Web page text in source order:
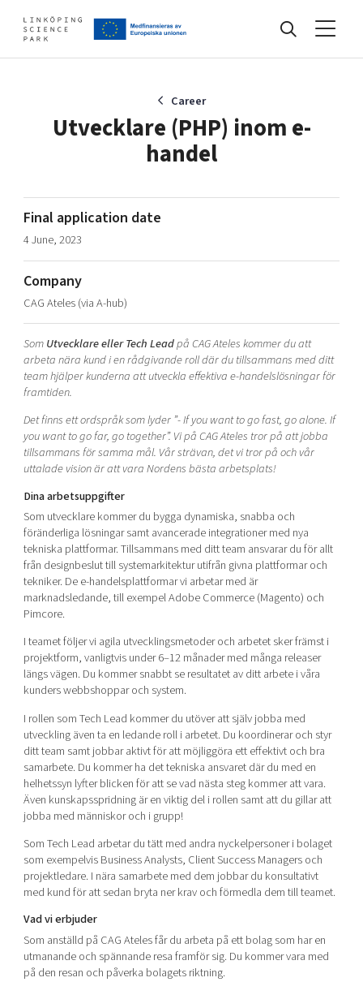
Find your network
Artificial intelligence
Cybersecurity
Internet of Things
Manufacturing industries
Global talent
Visual technologies
Shaping cities and regions
Bright East
East Sweden Tech Women
Reversed mentorship
Current offers and activities
Develop your company
Upgrade your skills & master new ones
Tech startups
Upscaling
Startup & industry collaboration
Offers to boost your business
Funding opportunities
About
Our story, mission & vision
Our community of companies
Projects
Publications
Project toolbox
Our clusters
Reach out to us
Locations
40 years anniversary
Today's lunch in Mjärdevi
Career
Utvecklare (PHP) inom e-
handel
Final application date
4 June, 2023
Company
CAG Ateles (via A-hub)
SomUtvecklare eller Tech Leadpå CAG Ateles kommer du att
arbeta nära kund i en rådgivande roll där du tillsammans med ditt
team hjälper kunderna att utveckla effektiva e-handelslösningar för
framtiden.
Det finns ett ordspråk som lyder ”- If you want to go fast, go alone. If
you want to go far, go together”. Vi på CAG Ateles tror på att jobba
tillsammans för samma mål. Vår strävan, det vi tror på och vår
uttalade vision är att vara Nordens bästa arbetsplats!
Dina arbetsuppgifter
Som utvecklare kommer du bygga dynamiska, snabba och
föränderliga lösningar samt avancerade integrationer med nya
tekniska plattformar. Tillsammans med ditt team ansvarar du för allt
från designbeslut till systemarkitektur utifrån givna plattformar och
tekniker. De e-handelsplattformar vi arbetar med är
marknadsledande, till exempel Adobe Commerce (Magento) och
Pimcore.
I teamet följer vi agila utvecklingsmetoder och arbetet sker främst i
projektform, vanligtvis under 6–12 månader med många releaser
längs vägen. Du kommer snabbt se resultatet av ditt arbete i våra
kunders webbshoppar och system.
I rollen som Tech Lead kommer du utöver att själv jobba med
utveckling även ta en ledande roll i arbetet. Du koordinerar och styr
ditt team samt jobbar aktivt för att möjliggöra ett effektivt och bra
samarbete. Du kommer ha det tekniska ansvaret där du med en
helhetssyn lyfter blicken för att se vad nästa steg kommer att vara.
Även kunskapsspridning är en viktig del i rollen samt att du gillar att
jobba med människor och i grupp!
Som Tech Lead arbetar du tätt med andra nyckelpersoner i bolaget
som exempelvis Business Analysts, Client Success Managers och
projektledare. I nära samarbete med dem jobbar du konsultativt
med kund för att sedan bryta ner krav och förmedla dem till teamet.
Vad vi erbjuder
Som anställd på CAG Ateles får du arbeta på ett bolag som har en
utmanande och spännande resa framför sig. Du kommer vara med
på den resan och påverka bolagets riktning.